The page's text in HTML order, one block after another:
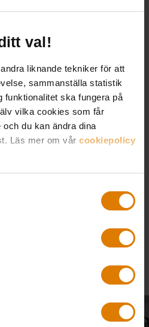
val!
liknande tekniker för att
sammanställa statistik
funktionalitet ska fungera på
vilka cookies som får
du kan ändra dina
Läs mer om vår cookiepolicy
till skolan och därför
både kulturhistoriskt
och bygga nytt.
som möjligt, med stor
skolorna.
sig ändringarna
de skapar möjligheter
de roligaste detaljerna
är de gamla trapporna,
barnfötter som
byggdes i början av